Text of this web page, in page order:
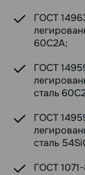
ГОСТ
60С2А;
ГОСТ
сталь
ГОСТ
сталь
ГОСТ